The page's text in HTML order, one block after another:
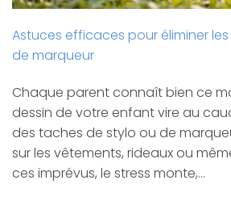
Astuces efficaces pour éliminer
de marqueur
Chaque parent connaît bien ce
dessin de votre enfant vire au
des taches de stylo ou de
sur les vêtements, rideaux ou
ces imprévus, le stress monte,…